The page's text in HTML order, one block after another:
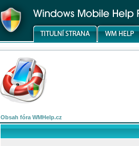
Obsah fóra WMHelp.cz